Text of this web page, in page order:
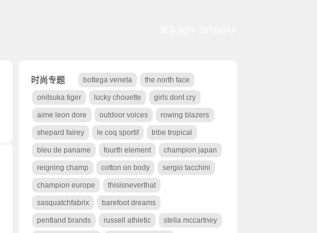
时尚专题 bottega veneta the north face
onitsuka tiger lucky chouette girls dont cry
aime leon dore outdoor voices rowing blazers
shepard fairey le coq sportif tribe tropical
bleu de paname fourth element champion japan
reigning champ cotton on body sergio tacchini
champion europe thisisneverthat
sasquatchfabrix barefoot dreams
pentland brands russell athletic stella mccartney